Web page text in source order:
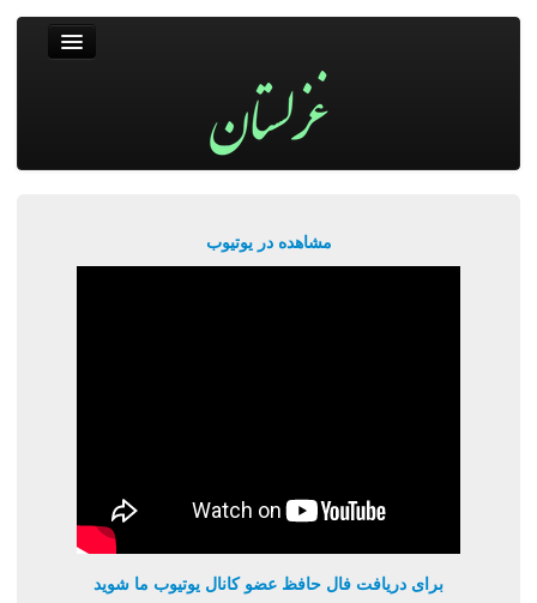
مشاهده در یوتیوب
برای دریافت فال حافظ عضو کانال یوتیوب ما شوید